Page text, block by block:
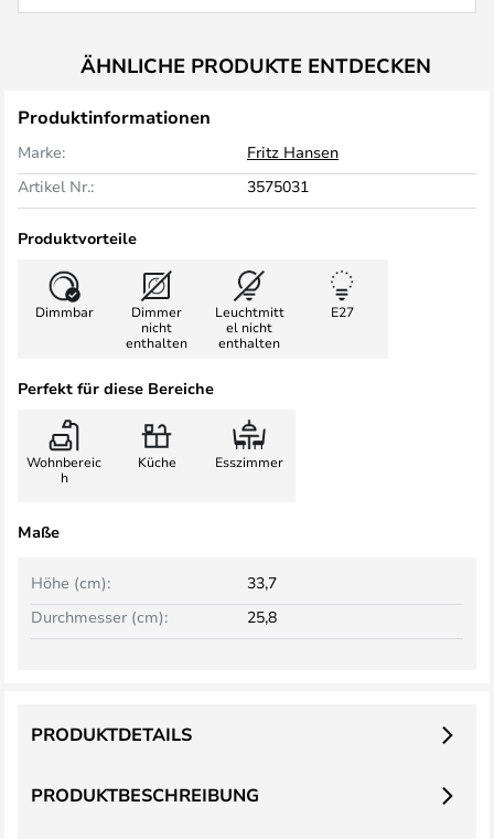
ÄHNLICHE PRODUKTE ENTDECKEN
Produktinformationen
Marke:
Fritz Hansen
Artikel Nr.:
3575031
Produktvorteile
Dimmbar
Dimmer
nicht
enthalten
Leuchtmitt
el nicht
enthalten
E27
Perfekt für diese Bereiche
Wohnbereic
h
Küche Esszimmer
Maße
Höhe (cm):
33,7
Durchmesser (cm):
25,8
PRODUKTBESCHREIBUNG
PRODUKTDETAILS